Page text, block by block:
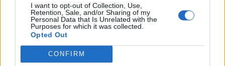
I want to opt-out of Collection, Use,
Retention, Sale, and/or Sharing of my
Personal Data that Is Unrelated with the
Purposes for which it was collected.
Opted Out
CONFIRM
céltudatos támadás – így
készült a Farul ellen az FK
Sándor Ella: Na, indíts, s